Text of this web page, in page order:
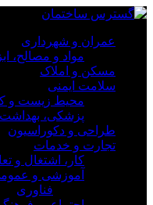
عمران و شهرداری
مواد و مصالح،
مسکن و املاک
سلامت ایمنی
محیط زیست و
پزشکی،
طراحی و دکوراسیون
تجارت و خدمات
کار، اشتغال و
آموزشی و
فناوری
×
عمران و شهرداری
مواد و مصالح،
مسکن و املاک
سلامت ایمنی
محیط زیست و
پزشکی،
طراحی و دکوراسیون
تجارت و خدمات
کار، اشتغال و
آموزشی و